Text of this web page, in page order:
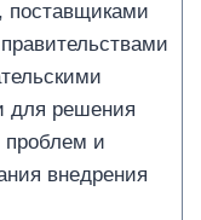
поставщиками
для решения
проблем и
внедрения